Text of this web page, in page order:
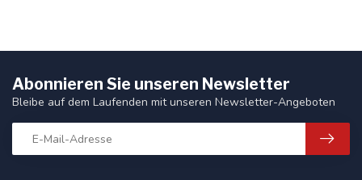
Abonnieren Sie unseren Newsletter
Bleibe auf dem Laufenden mit unseren Newsletter-Angeboten